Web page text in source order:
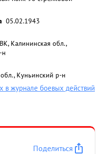
05.02.1943
Калининская обл.,
н
Куньинский р-н
в журнале боевых действий
Поделиться